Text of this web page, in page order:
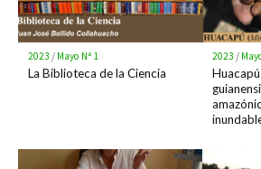
2023 / Mayo Nª 1
La Biblioteca de la Ciencia
2023 /